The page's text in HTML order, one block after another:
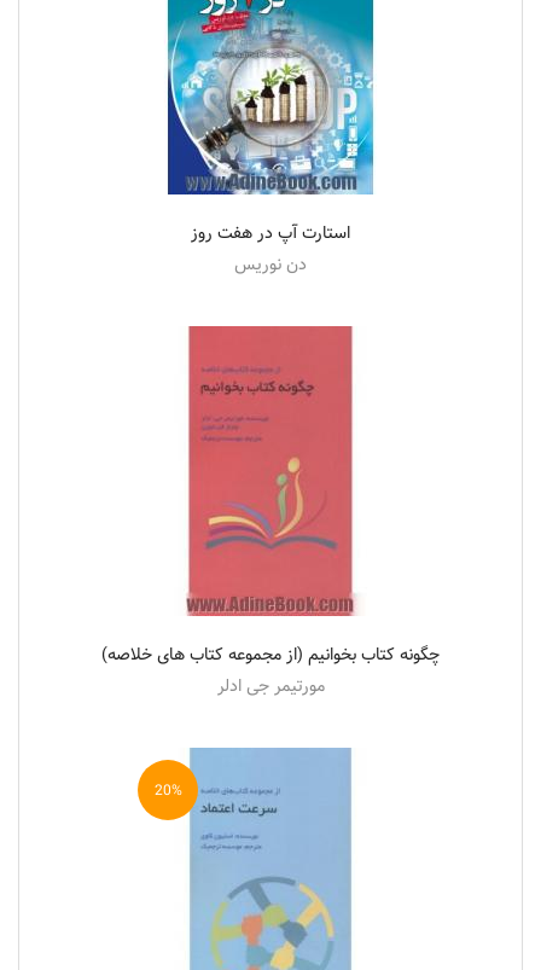
استارت آپ در هفت روز
دن نوریس
چگونه کتاب بخوانیم (از مجموعه کتاب های خلاصه)
مورتیمر جی ادلر
20%